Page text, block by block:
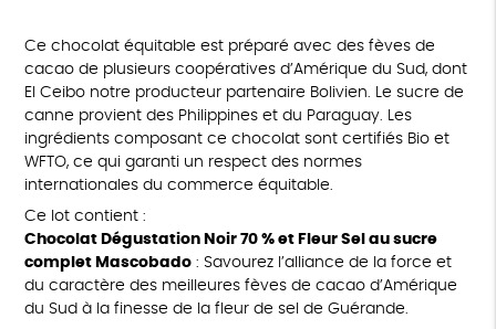
Ce chocolat équitable est préparé avec des fèves de
cacao de plusieurs coopératives d’Amérique du Sud, dont
El Ceibo notre producteur partenaire Bolivien. Le sucre de
canne provient des Philippines et du Paraguay. Les
ingrédients composant ce chocolat sont certifiés Bio et
WFTO, ce qui garanti un respect des normes
internationales du commerce équitable.
Ce lot contient :
Chocolat Dégustation Noir 70 % et Fleur Sel au sucre
complet Mascobado: Savourez l’alliance de la force et
du caractère des meilleures fèves de cacao d’Amérique
du Sud à la finesse de la fleur de sel de Guérande.